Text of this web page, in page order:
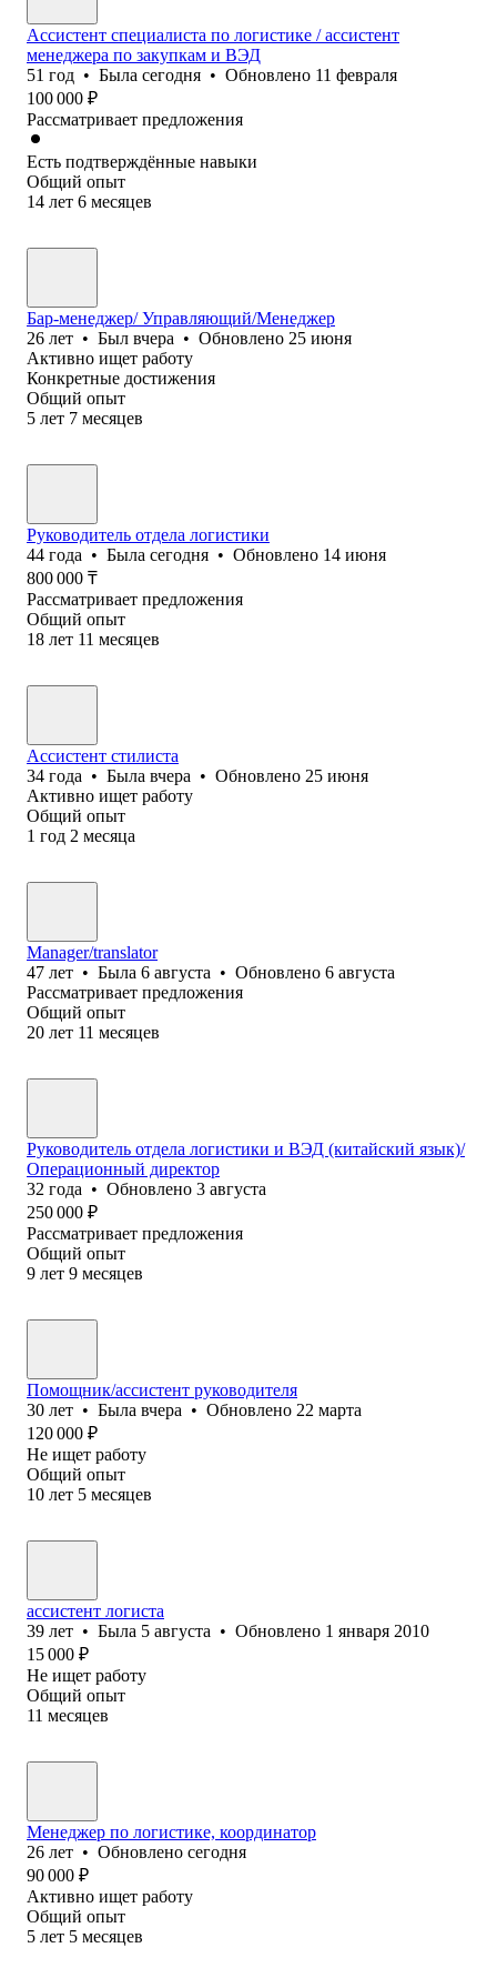
Ассистент специалиста по логистике / ассистент
менеджера по закупкам и ВЭД
51 год • Была сегодня • Обновлено 11 февраля
100 000 ₽
Рассматривает предложения
Есть подтверждённые навыки
Общий опыт
14 лет 6 месяцев
Бар-менеджер/ Управляющий/Менеджер
26 лет • Был вчера • Обновлено 25 июня
Активно ищет работу
Конкретные достижения
Общий опыт
5 лет 7 месяцев
Руководитель отдела логистики
44 года • Была сегодня • Обновлено 14 июня
800 000 ₸
Рассматривает предложения
Общий опыт
18 лет 11 месяцев
Ассистент стилиста
34 года • Была вчера • Обновлено 25 июня
Активно ищет работу
Общий опыт
1 год 2 месяца
Manager/translator
47 лет • Была 6 августа • Обновлено 6 августа
Рассматривает предложения
Общий опыт
20 лет 11 месяцев
Руководитель отдела логистики и ВЭД (китайский язык)/
Операционный директор
32 года • Обновлено 3 августа
250 000 ₽
Рассматривает предложения
Общий опыт
9 лет 9 месяцев
Помощник/ассистент руководителя
30 лет • Была вчера • Обновлено 22 марта
120 000 ₽
Не ищет работу
Общий опыт
10 лет 5 месяцев
ассистент логиста
39 лет • Была 5 августа • Обновлено 1 января 2010
15 000 ₽
Не ищет работу
Общий опыт
11 месяцев
Менеджер по логистике, координатор
26 лет • Обновлено сегодня
90 000 ₽
Активно ищет работу
Общий опыт
5 лет 5 месяцев